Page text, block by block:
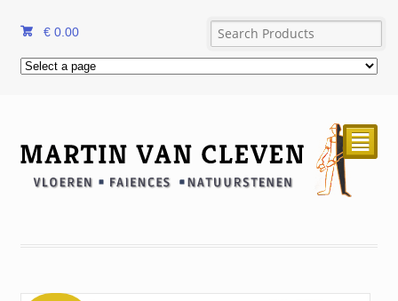
€ 0.00
²